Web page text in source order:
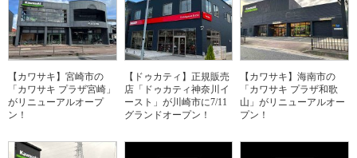
【カワサキ】宮崎市の
「カワサキ プラザ宮崎」
がリニューアルオープ
ン！
【ドゥカティ】正規販売
店「ドゥカティ神奈川イ
ースト」が川崎市に7/11
グランドオープン！
【カワサキ】海南市の
「カワサキ プラザ和歌
山」がリニューアルオー
プン！